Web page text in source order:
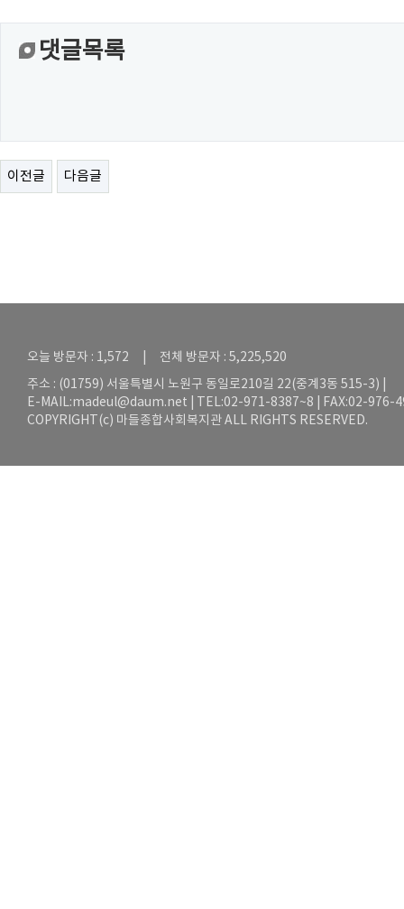
댓글목록
이전글 다음글
오늘 방문자 : 1,572 | 전체 방문자 : 5,225,520
주소 : (01759) 서울특별시 노원구 동일로210길 22(중계3동 515-3) |
E-MAIL:madeul@daum.net | TEL:02-971-8387~8 | FAX:02-976-
COPYRIGHT(c) 마들종합사회복지관 ALL RIGHTS RESERVED.